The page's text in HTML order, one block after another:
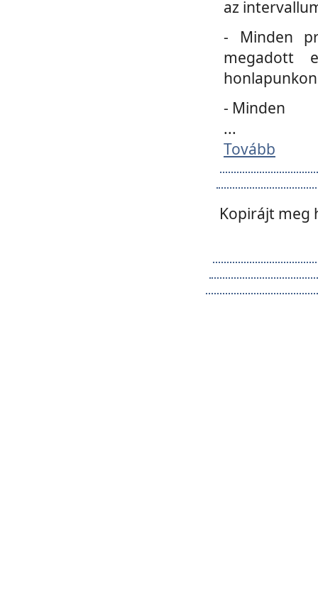
az
- Minden
megadott
- Minden
...
Tovább
Kopirájt meg